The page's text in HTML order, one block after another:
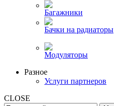
Багажники
Бачки на радиаторы
Модуляторы
Разное
Услуги партнеров
CLOSE